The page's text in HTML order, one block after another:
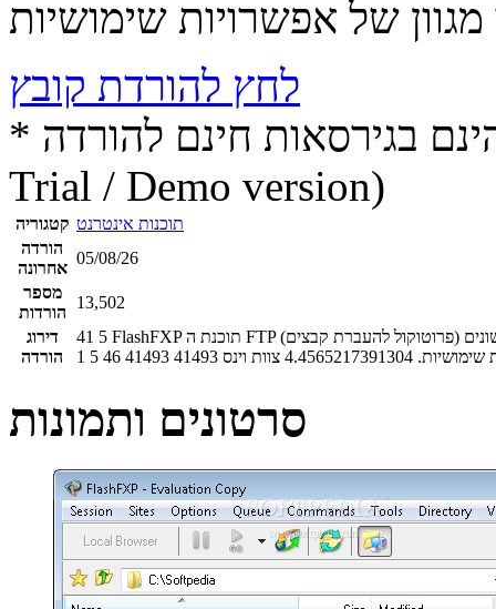
לחץ להורדת קובץ
* התכנים הינם בגירסאות חינם להורדה (Free game / software,
Trial / Demo version)
קטגוריה תוכנות אינטרנט
הורדה
אחרונה
05/08/26
מספר
הורדות
13,502
דירוג
הורדה
41 5 FlashFXP תוכנת ה FTP (פרוטוקול להעברת קבצים) המובילה ביותר בתחומה, בין השאר התוכנה משמשת העלאת והורדת קבצים משרתים שונים
שימושיות. 4.4565217391304 צוות וינס 41493
41493
46
5
1
סרטונים ותמונות